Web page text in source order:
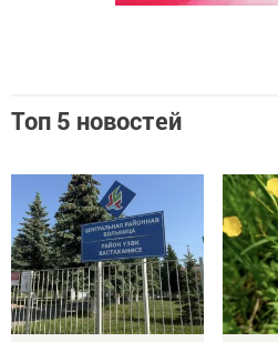
Топ 5 новостей